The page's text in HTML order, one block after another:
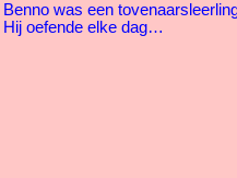
Benno was een
Hij oefende elke dag…